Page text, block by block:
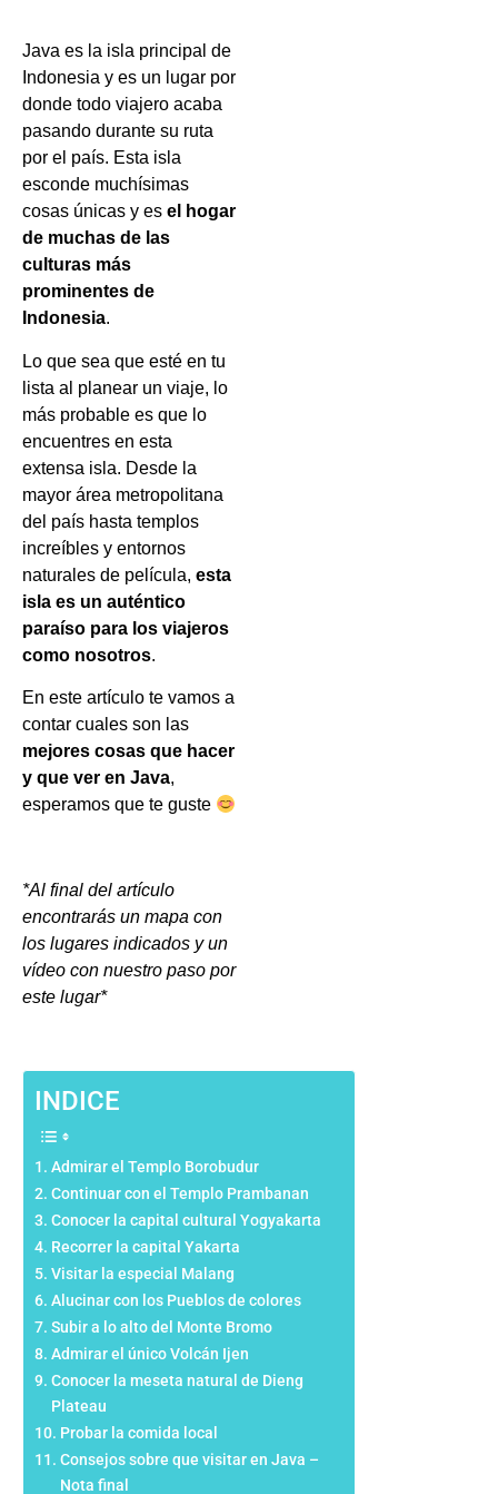
Java es la isla principal de
Indonesia y es un lugar por
donde todo viajero acaba
pasando durante su ruta
por el país. Esta isla
esconde muchísimas
cosas únicas y es el hogar
de muchas de las
culturas más
prominentes de
Indonesia.
Lo que sea que esté en tu
lista al planear un viaje, lo
más probable es que lo
encuentres en esta
extensa isla. Desde la
mayor área metropolitana
del país hasta templos
increíbles y entornos
naturales de película, esta
isla es un auténtico
paraíso para los viajeros
como nosotros.
En este artículo te vamos a
contar cuales son las
mejores cosas que hacer
y que ver en Java,
esperamos que te guste
*Al final del artículo
encontrarás un mapa con
los lugares indicados y un
vídeo con nuestro paso por
este lugar*
INDICE
Admirar el Templo Borobudur
Continuar con el Templo Prambanan
Conocer la capital cultural Yogyakarta
Recorrer la capital Yakarta
Visitar la especial Malang
Alucinar con los Pueblos de colores
Subir a lo alto del Monte Bromo
Admirar el único Volcán Ijen
Conocer la meseta natural de Dieng
Plateau
Probar la comida local
Consejos sobre que visitar en Java –
Nota final